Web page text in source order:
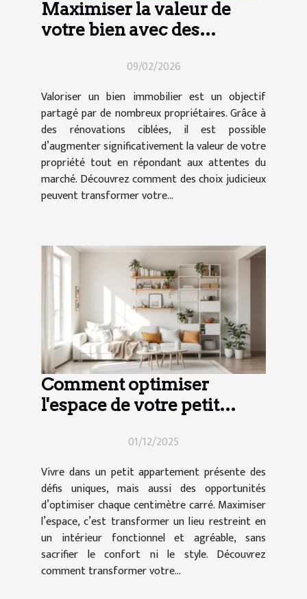
Maximiser la valeur de
votre bien avec des
09/02/2026
Valoriser un bien immobilier est un objectif
partagé par de nombreux propriétaires. Grâce à
des rénovations ciblées, il est possible
d’augmenter significativement la valeur de votre
propriété tout en répondant aux attentes du
marché. Découvrez comment des choix judicieux
peuvent transformer votre...
Comment optimiser
l'espace de votre petit
01/12/2025
Vivre dans un petit appartement présente des
défis uniques, mais aussi des opportunités
d’optimiser chaque centimètre carré. Maximiser
l’espace, c’est transformer un lieu restreint en
un intérieur fonctionnel et agréable, sans
sacrifier le confort ni le style. Découvrez
comment transformer votre...